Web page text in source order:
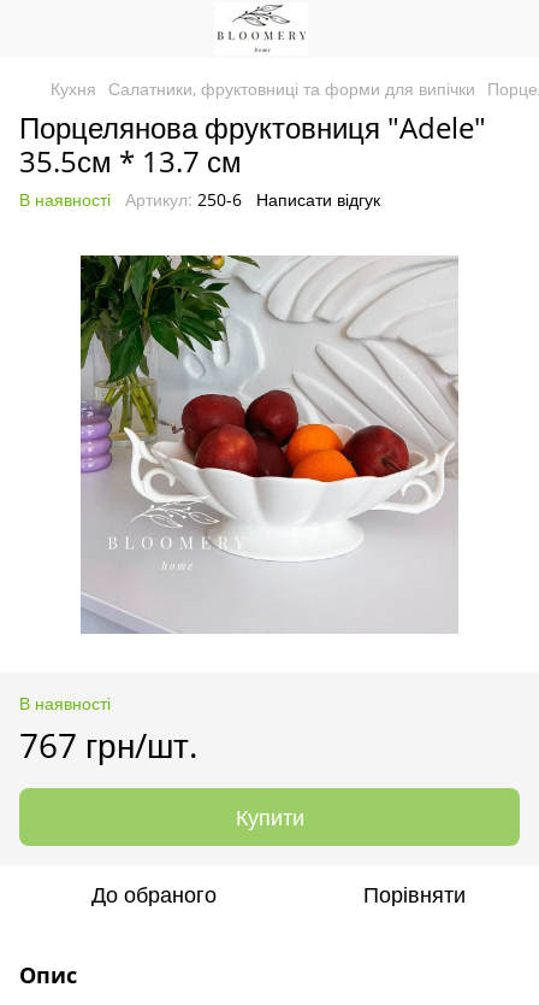
Кухня Салатники, фруктовниці та форми для випічки
Порцелянова фруктовниця "Adele"
35.5см * 13.7 см
В наявності Артикул: 250-6 Написати відгук
В наявності
767 грн/шт.
Купити
До обраного Порівняти
Опис